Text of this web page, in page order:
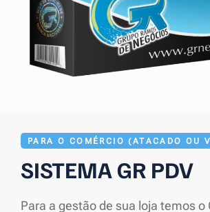
PARA O COMÉRCIO (ATACADO OU
SISTEMA GR PDV
Para a gestão de sua loja temos o